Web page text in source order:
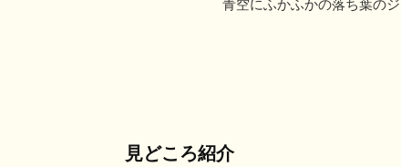
青空にふかふかの落ち葉の
見どころ紹介